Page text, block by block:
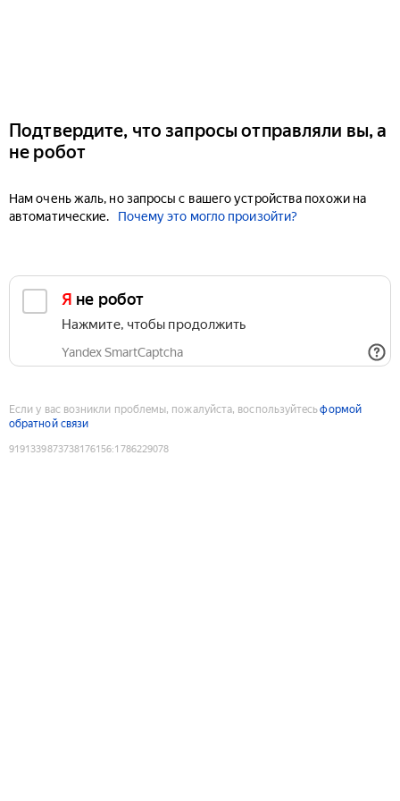
Подтвердите, что запросы отправляли вы, а
не робот
Нам очень жаль, но запросы с вашего устройства похожи на
автоматические.
Почему это могло произойти?
Я не робот
Нажмите, чтобы продолжить
Yandex SmartCaptcha
Если у вас возникли проблемы, пожалуйста, воспользуйтесьформой
обратной связи
9191339873738176156:1786229078